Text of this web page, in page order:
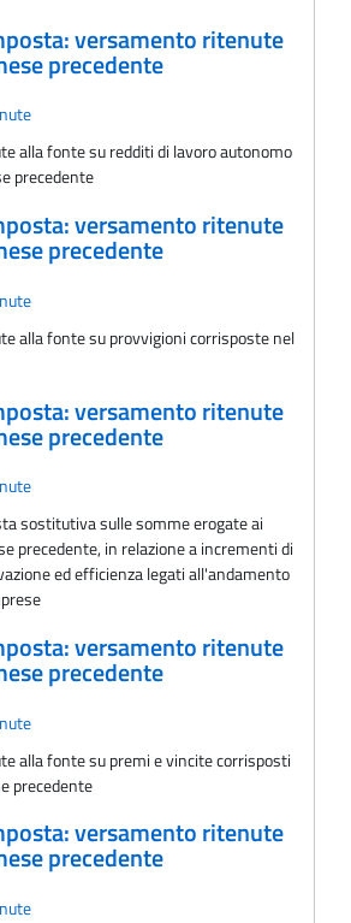
versamento ritenute
precedente
alla fonte su redditi di lavoro autonomo
precedente
versamento ritenute
precedente
alla fonte su provvigioni corrisposte nel
versamento ritenute
precedente
sostitutiva sulle somme erogate ai
precedente, in relazione a incrementi di
ed efficienza legati all'andamento
versamento ritenute
precedente
alla fonte su premi e vincite corrisposti
precedente
versamento ritenute
precedente